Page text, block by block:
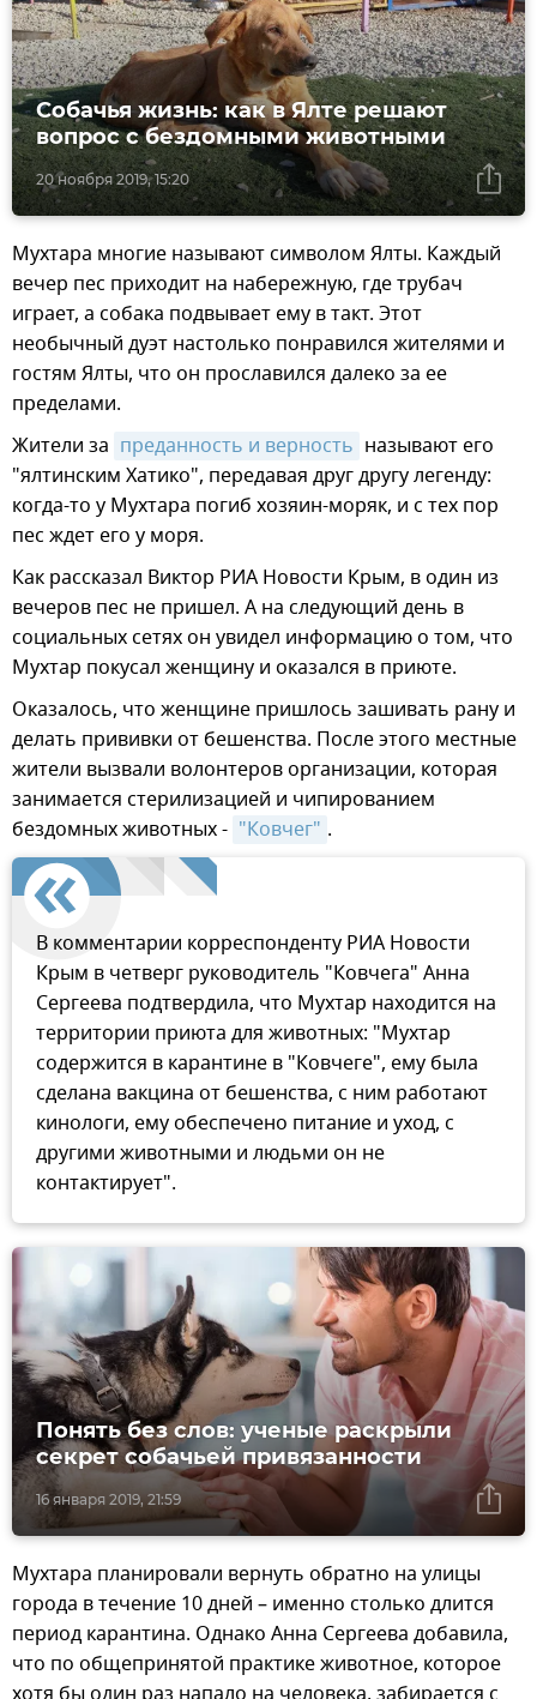
20 ноября 2019, 15:20
Собачья жизнь: как в Ялте решают
вопрос с бездомными животными
Мухтара многие называют символом Ялты. Каждый
вечер пес приходит на набережную, где трубач
играет, а собака подвывает ему в такт. Этот
необычный дуэт настолько понравился жителями и
гостям Ялты, что он прославился далеко за ее
пределами.
Жители за преданность и верность называют его
"ялтинским Хатико", передавая друг другу легенду:
когда-то у Мухтара погиб хозяин-моряк, и с тех пор
пес ждет его у моря.
Как рассказал Виктор РИА Новости Крым, в один из
вечеров пес не пришел. А на следующий день в
социальных сетях он увидел информацию о том, что
Мухтар покусал женщину и оказался в приюте.
Оказалось, что женщине пришлось зашивать рану и
делать прививки от бешенства. После этого местные
жители вызвали волонтеров организации, которая
занимается стерилизацией и чипированием
бездомных животных - "Ковчег" .
В комментарии корреспонденту РИА Новости
Крым в четверг руководитель "Ковчега" Анна
Сергеева подтвердила, что Мухтар находится на
территории приюта для животных: "Мухтар
содержится в карантине в "Ковчеге", ему была
сделана вакцина от бешенства, с ним работают
кинологи, ему обеспечено питание и уход, с
другими животными и людьми он не
контактирует".
16 января 2019, 21:59
Понять без слов: ученые раскрыли
секрет собачьей привязанности
Мухтара планировали вернуть обратно на улицы
города в течение 10 дней – именно столько длится
период карантина. Однако Анна Сергеева добавила,
что по общепринятой практике животное, которое